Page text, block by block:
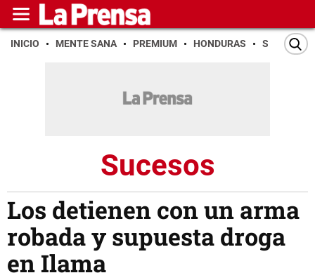
INICIO MENTE SANA PREMIUM HONDURAS SAN PEDRO
Sucesos
Los detienen con un arma
robada y supuesta droga
en Ilama